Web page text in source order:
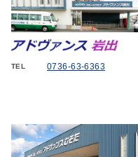
TEL 0736-63-6363